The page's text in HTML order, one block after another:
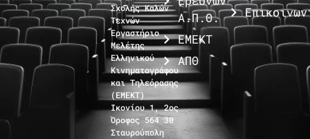
Α.Π.Θ.
ΕΜΕΚΤ
ΑΠΘ
Σχολής Καλών
Τεχνών
Εργαστήριο
Μελέτης
Ελληνικού
Κινηματογράφου
και Τηλεόρασης
(ΕΜΕΚΤ)
Ικονίου 1, 2ος
Όροφος 564 30
Σταυρούπολη